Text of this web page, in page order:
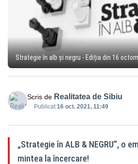
Strategie în alb și negru - Ediția din 16
Scris de Realitatea de Sibiu
Publicat:16 oct. 2021, 11:49
„Strategie în ALB & NEGRU”, o
mintea la încercare!